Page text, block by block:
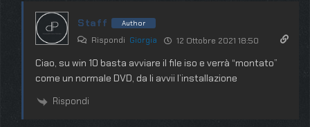
Staff Author
Rispondi Giorgia 12 Ottobre 2021 18:50
Ciao, su win 10 basta avviare il file iso e verrà “montato”
come un normale DVD, da li avvii l’installazione
Rispondi